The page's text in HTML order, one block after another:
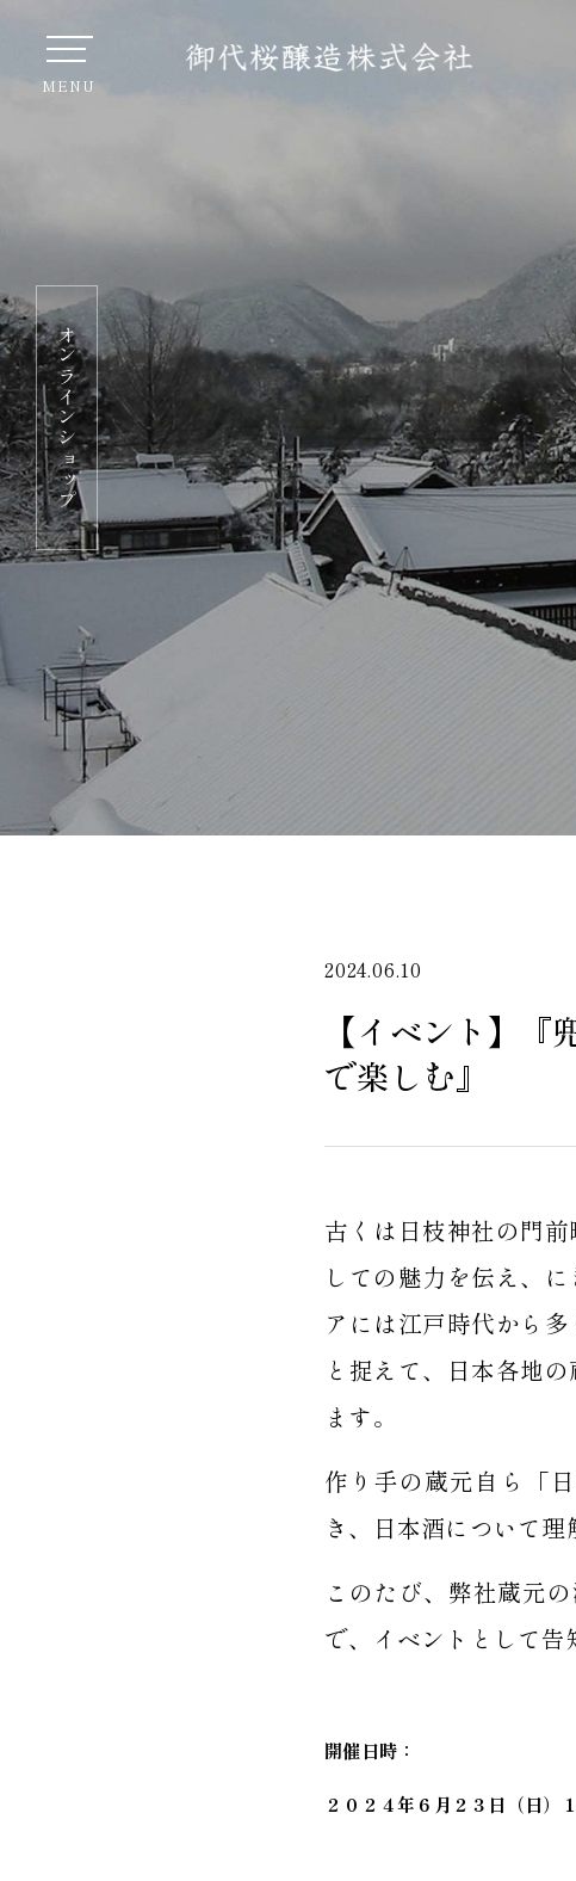
2024.06.10
【イベント】
で楽しむ』
古くは日枝神社の門
しての魅力を伝え、
アには江戸時代から
と捉えて、日本各地
ます。
作り手の蔵元自ら「
き、日本酒について理
このたび、弊社蔵元
で、イベントとして告
開催日時：
２０２４年６月２３日（日）
オンラインショップ